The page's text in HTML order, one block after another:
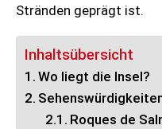
Stränden geprägt ist.
Inhaltsübersicht
Wo liegt die Insel?
Roques de